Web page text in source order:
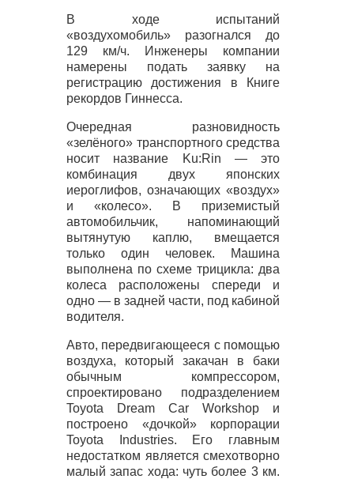
В ходе испытаний
«воздухомобиль» разогнался до
129 км/ч. Инженеры компании
намерены подать заявку на
регистрацию достижения в Книге
рекордов Гиннесса.
Очередная разновидность
«зелёного» транспортного средства
носит название Ku:Rin — это
комбинация двух японских
иероглифов, означающих «воздух»
и «колесо». В приземистый
автомобильчик, напоминающий
вытянутую каплю, вмещается
только один человек. Машина
выполнена по схеме трицикла: два
колеса расположены спереди и
одно — в задней части, под кабиной
водителя.
Авто, передвигающееся с помощью
воздуха, который закачан в баки
обычным компрессором,
спроектировано подразделением
Toyota Dream Car Workshop и
построено «дочкой» корпорации
Toyota Industries. Его главным
недостатком является смехотворно
малый запас хода: чуть более 3 км.